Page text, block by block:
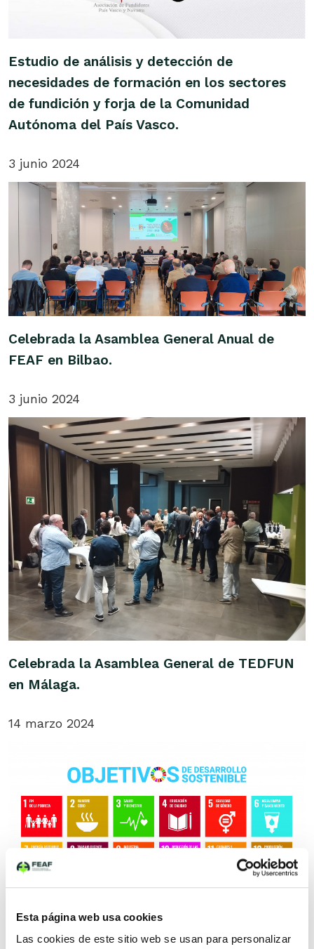
Esta página web usa cookies
Las cookies de este sitio web se usan para personalizar
Estudio de análisis y detección de
necesidades de formación en los sectores
de fundición y forja de la Comunidad
Autónoma del País Vasco.
3 junio 2024
Celebrada la Asamblea General Anual de
FEAF en Bilbao.
3 junio 2024
Celebrada la Asamblea General de TEDFUN
en Málaga.
14 marzo 2024